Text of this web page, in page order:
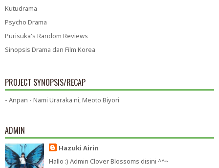
Kutudrama
Psycho Drama
Purisuka's Random Reviews
Sinopsis Drama dan Film Korea
PROJECT SYNOPSIS/RECAP
- Anpan - Nami Uraraka ni, Meoto Biyori
ADMIN
Hazuki Airin
Hallo :) Admin Clover Blossoms disini ^^~